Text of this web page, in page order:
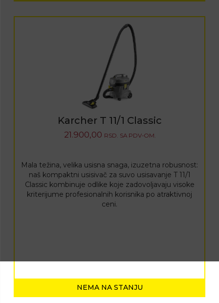
Karcher T 11/1 Classic
21.900,00 RSD. SA PDV-OM.
Mala težina, velika usisna snaga, izuzetna robusnost:
naš kompaktni usisivač za suvo usisavanje T 11/1
Classic kombinuje odlike koje zadovoljavaju visoke
kriterijume profesionalnih korisnika po atraktivnoj
ceni.
NEMA NA STANJU